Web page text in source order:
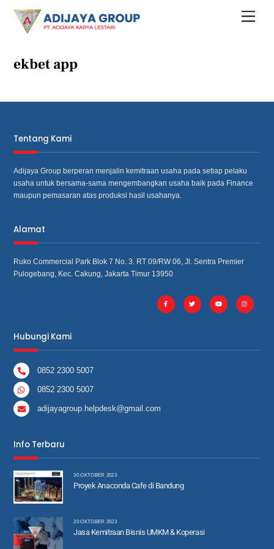
content
Menu
ekbet app
Tentang Kami
Adijaya Group berperan menjalin kemitraan usaha pada setiap pelaku
usaha untuk bersama‐sama mengembangkan usaha baik pada Finance
maupun pemasaran atas produksi hasil usahanya.
Alamat
Ruko Commercial Park Blok 7 No. 3. RT 09/RW 06, Jl. Sentra Premier
Pulogebang, Kec. Cakung, Jakarta Timur 13950
Hubungi Kami
0852 2300 5007
0852 2300 5007
adijayagroup.helpdesk@gmail.com
Info Terbaru
30 OKTOBER 2023
Proyek Anaconda Cafe di Bandung
20 OKTOBER 2023
Jasa Kemitraan Bisnis UMKM & Koperasi